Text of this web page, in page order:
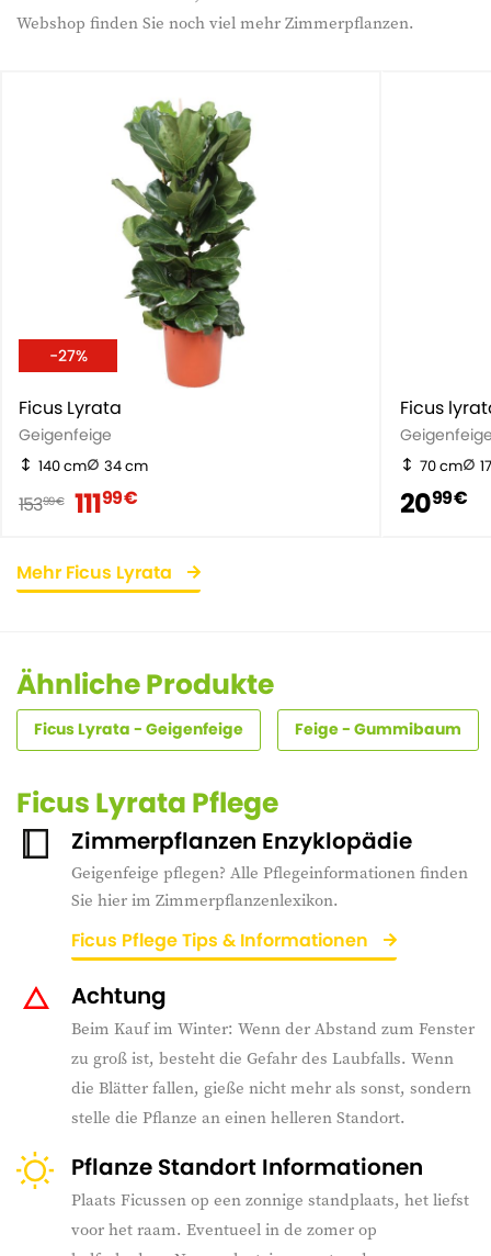
Webshop finden Sie noch viel mehr Zimmerpflanzen.
-27%
Ficus Lyrata
Geigenfeige
140 cm 34 cm
15399 € 11199 €
Ficus
70 cm
2099 €
Mehr Ficus Lyrata
Ähnliche Produkte
Ficus Lyrata - Geigenfeige Feige - Gummibaum
Ficus Lyrata Pflege
Zimmerpflanzen Enzyklopädie
Geigenfeige pflegen? Alle Pflegeinformationen finden
Sie hier im Zimmerpflanzenlexikon.
Ficus Pflege Tips & Informationen
Achtung
Beim Kauf im Winter: Wenn der Abstand zum Fenster
zu groß ist, besteht die Gefahr des Laubfalls. Wenn
die Blätter fallen, gieße nicht mehr als sonst, sondern
stelle die Pflanze an einen helleren Standort.
Pflanze Standort Informationen
Plaats Ficussen op een zonnige standplaats, het liefst
voor het raam. Eventueel in de zomer op